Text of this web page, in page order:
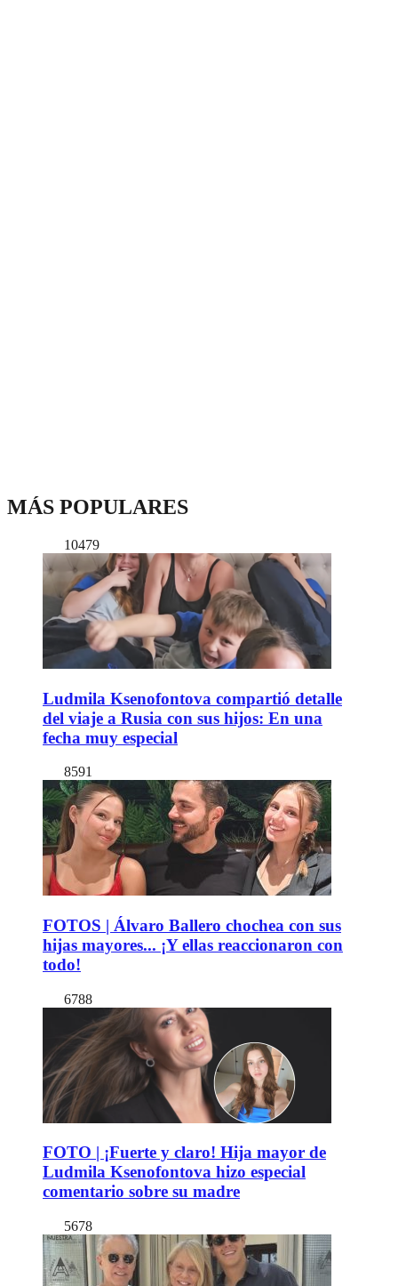
MÁS POPULARES
10479
Ludmila Ksenofontova compartió detalle
del viaje a Rusia con sus hijos: En una
fecha muy especial
8591
FOTOS | Álvaro Ballero chochea con sus
hijas mayores... ¡Y ellas reaccionaron con
todo!
6788
FOTO | ¡Fuerte y claro! Hija mayor de
Ludmila Ksenofontova hizo especial
comentario sobre su madre
5678